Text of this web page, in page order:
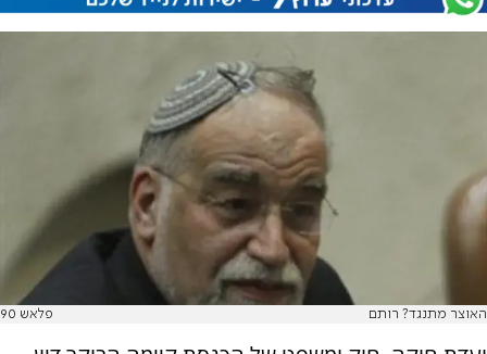
האוצר מתנגד? רותם פלאש 90